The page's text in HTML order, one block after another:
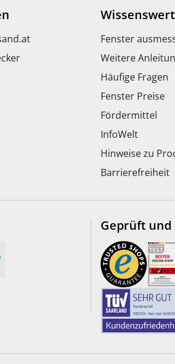
Fenster
Weitere
Häufige Fragen
Fenster Preise
Fördermittel
InfoWelt
Hinweise zu
Barrierefreiheit
Geprüft und